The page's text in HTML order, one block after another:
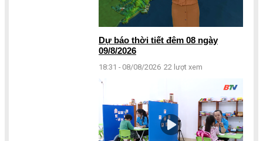
Dự báo thời tiết đêm 08 ngày
09/8/2026
18:31 - 08/08/2026 22 lượt xem